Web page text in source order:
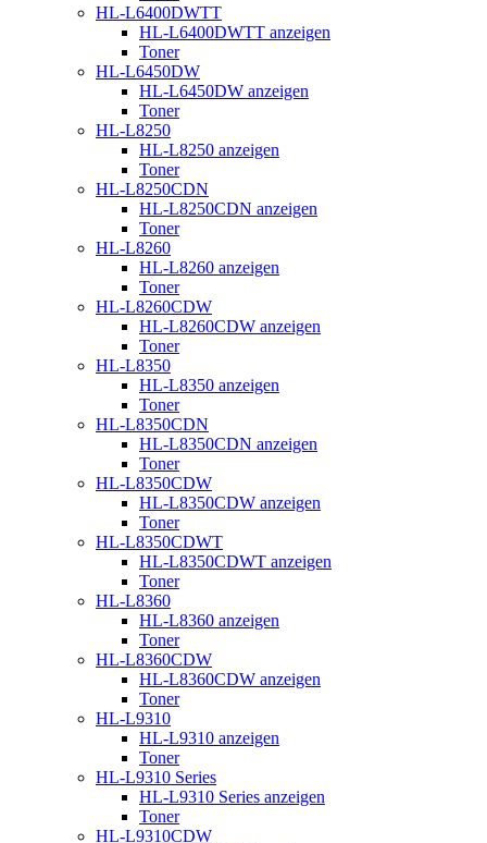
HL-L6400DWTT
HL-L6400DWTT anzeigen
Toner
HL-L6450DW
HL-L6450DW anzeigen
Toner
HL-L8250
HL-L8250 anzeigen
Toner
HL-L8250CDN
HL-L8250CDN anzeigen
Toner
HL-L8260
HL-L8260 anzeigen
Toner
HL-L8260CDW
HL-L8260CDW anzeigen
Toner
HL-L8350
HL-L8350 anzeigen
Toner
HL-L8350CDN
HL-L8350CDN anzeigen
Toner
HL-L8350CDW
HL-L8350CDW anzeigen
Toner
HL-L8350CDWT
HL-L8350CDWT anzeigen
Toner
HL-L8360
HL-L8360 anzeigen
Toner
HL-L8360CDW
HL-L8360CDW anzeigen
Toner
HL-L9310
HL-L9310 anzeigen
Toner
HL-L9310 Series
HL-L9310 Series anzeigen
Toner
HL-L9310CDW